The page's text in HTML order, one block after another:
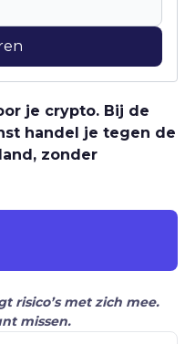
je crypto. Bij de
handel je tegen de
zonder
risico’s met zich mee.
missen.